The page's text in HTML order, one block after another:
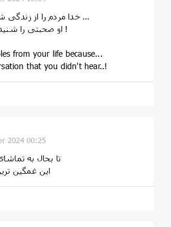
خدا مردم را از زندگی شما حذف میکند زیرا …
او صحبتی را شنید که شما نشنیدین !
from your life because...
that you didn't hear..!
2024 00:25
تا بحال به
این غمگین